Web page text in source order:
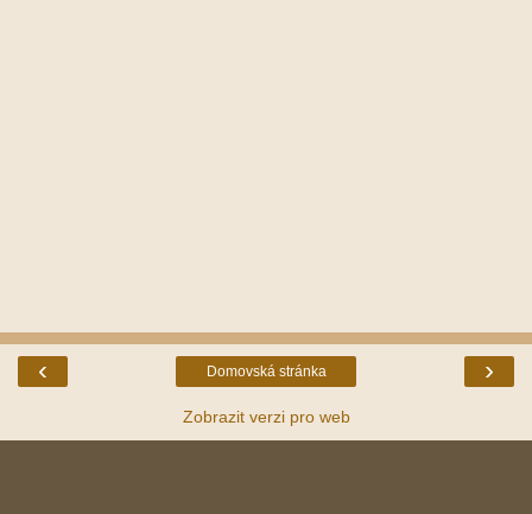
‹ ›
Domovská stránka
Zobrazit verzi pro web